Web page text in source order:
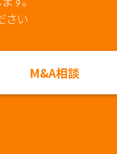
さい
M&A相談